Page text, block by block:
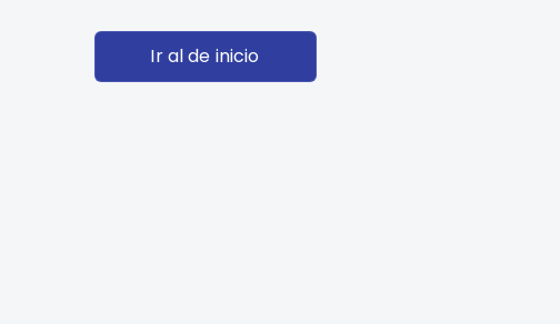
Ir al de inicio